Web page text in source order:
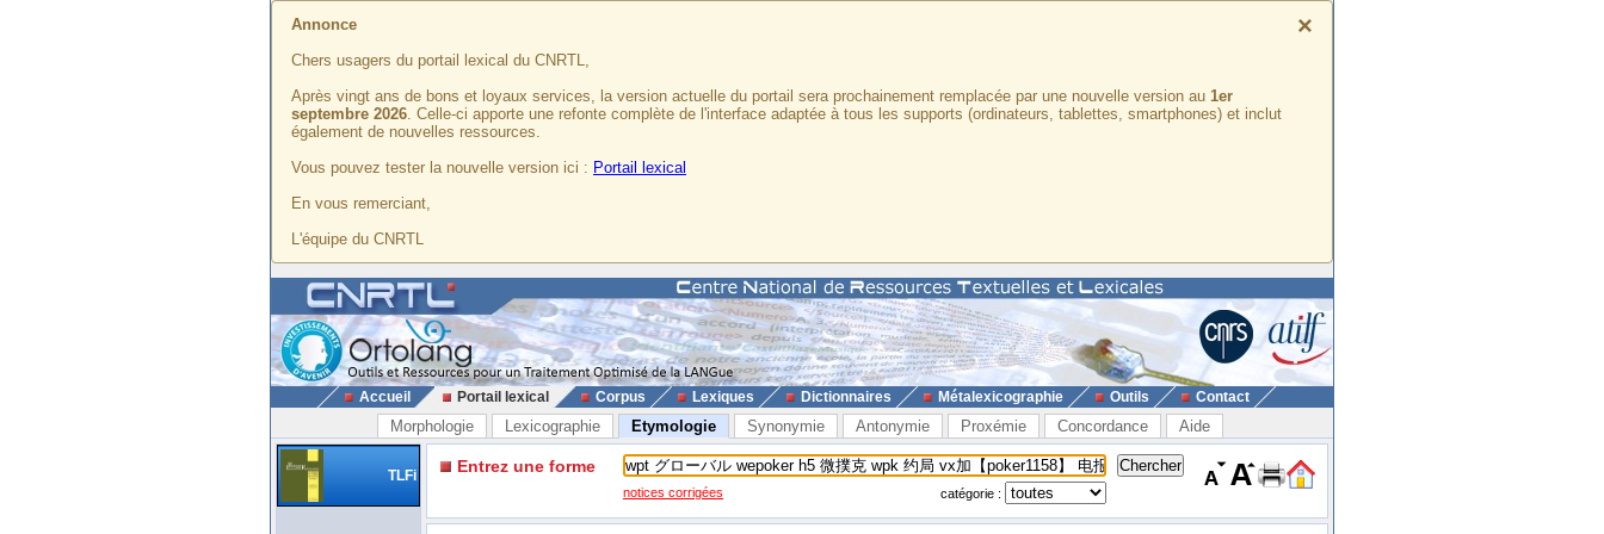
×
Annonce
Chers usagers du portail lexical du CNRTL,
Après vingt ans de bons et loyaux services, la version actuelle du portail sera prochainement remplacée par une nouvelle version au 1er
septembre 2026. Celle-ci apporte une refonte complète de l'interface adaptée à tous les supports (ordinateurs, tablettes, smartphones) et inclut
également de nouvelles ressources.
Vous pouvez tester la nouvelle version ici : Portail lexical
En vous remerciant,
L'équipe du CNRTL
Accueil Portail lexical Corpus Lexiques Dictionnaires Métalexicographie Outils Contact
Morphologie Lexicographie Etymologie Synonymie Antonymie Proxémie Concordance Aide
TLFi Entrez une forme
notices corrigées catégorie :